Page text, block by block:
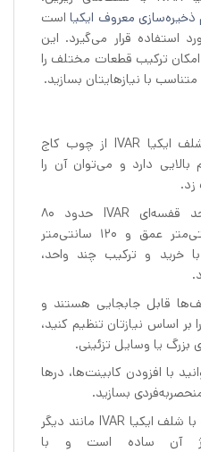
معروف ایکیااست
است مورد استفاده قرار می‌گیرد. این
ترکیب قطعات مختلف را
با نیازهایتان بسازید.
جنس: قفسه کتابخانه با شلف ایکیا IVAR از چوب کاج
دارد و می‌توان آن را
زد.
ابعاد: ابعاد استاندارد واحد قفسه‌ای IVAR حدود ۸۰
سانتی‌متر عرض، ۳۰ سانتی‌متر عمق و ۱۲۰ سانتی‌متر
خرید و ترکیب چند واحد،
قابل جابجایی هستند و
بر اساس نیازتان تنظیم کنید،
بزرگ یا وسایل تزئینی.
با افزودن کابینت‌ها، درها
بسازید.
نصب آسان: قفسه کتابخانه با شلف ایکیا IVAR مانند دیگر
آن ساده است و با